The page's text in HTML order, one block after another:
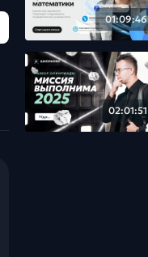
01:09:46
02:01:51